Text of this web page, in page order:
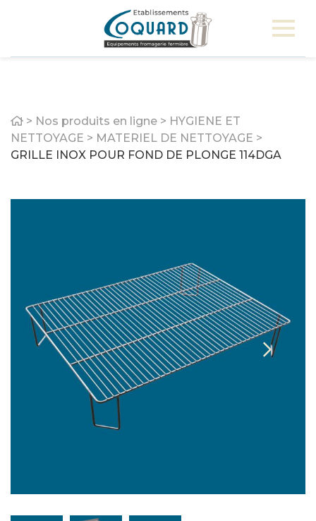
Home
> Nos produits en ligne > HYGIENE ET
NETTOYAGE > MATERIEL DE NETTOYAGE >
GRILLE INOX POUR FOND DE PLONGE 114DGA